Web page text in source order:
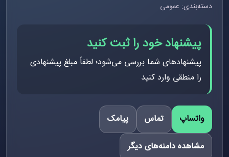
دسته‌بندی: عمومی
پیشنهاد خود را ثبت کنید
پیشنهادهای شما بررسی می‌شود؛ لطفاً مبلغ پیشنهادی
را منطقی وارد کنید
واتساپ تماس
پیامک
مشاهده دامنه‌های دیگر